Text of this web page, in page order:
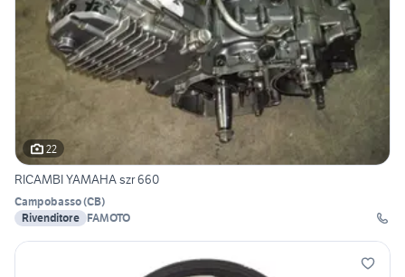
22
RICAMBI YAMAHA szr 660
Campobasso(CB)
Rivenditore FAMOTO